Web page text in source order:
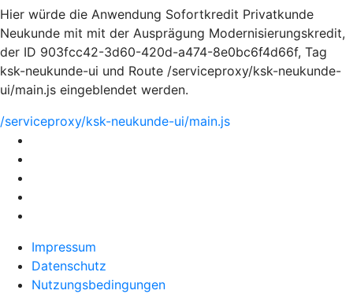
Hier würde die Anwendung Sofortkredit Privatkunde
Neukunde mit mit der Ausprägung Modernisierungskredit,
der ID 903fcc42-3d60-420d-a474-8e0bc6f4d66f, Tag
ksk-neukunde-ui und Route /serviceproxy/ksk-neukunde-
ui/main.js eingeblendet werden.
/serviceproxy/ksk-neukunde-ui/main.js
Impressum
Datenschutz
Nutzungsbedingungen